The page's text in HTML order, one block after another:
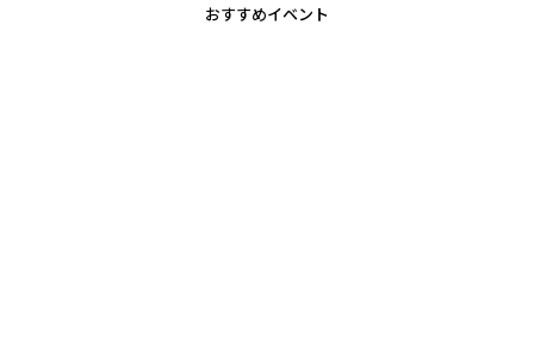
おすすめイベント